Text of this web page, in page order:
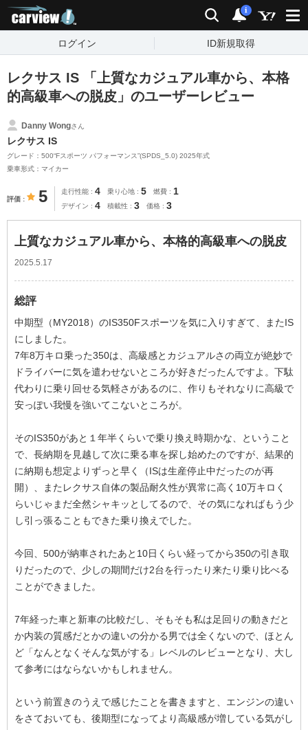
検索 通知
i
ログイン ID新規取得
レクサス IS 「上質なカジュアル車から、本格
的高級車への脱皮」のユーザーレビュー
Danny Wongさん
レクサス IS
グレード：500“Fスポーツ パフォーマンス”(SPDS_5.0) 2025年式
乗車形式：マイカー
評価 5 走行性能 4 乗り心地 5 燃費 1
デザイン 4 積載性 3 価格 3
上質なカジュアル車から、本格的高級車への脱皮
2025.5.17
総評
中期型（MY2018）のIS350Fスポーツを気に入りすぎて、またIS
にしました。
7年8万キロ乗った350は、高級感とカジュアルさの両立が絶妙で
ドライバーに気を遣わせないところが好きだったんですよ。下駄
代わりに乗り回せる気軽さがあるのに、作りもそれなりに高級で
安っぽい我慢を強いてこないところが。
そのIS350があと１年半くらいで乗り換え時期かな、ということ
で、長納期を見越して次に乗る車を探し始めたのですが、結果的
に納期も想定よりずっと早く（ISは生産停止中だったのが再
開）、またレクサス自体の製品耐久性が異常に高く10万キロく
らいじゃまだ全然シャキッとしてるので、その気になればもう少
し引っ張ることもできた乗り換えでした。
今回、500が納車されたあと10日くらい経ってから350の引き取
りだったので、少しの期間だけ2台を行ったり来たり乗り比べる
ことができました。
7年経った車と新車の比較だし、そもそも私は足回りの動きだと
か内装の質感だとかの違いの分かる男では全くないので、ほとん
ど「なんとなくそんな気がする」レベルのレビューとなり、大し
て参考にはならないかもしれません。
という前置きのうえで感じたことを書きますと、エンジンの違い
をさておいても、後期型になってより高級感が増している気がし